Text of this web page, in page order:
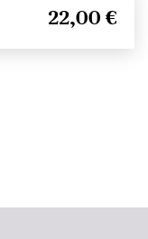
22,00 €